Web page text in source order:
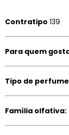
Contratipo 139
Para quem
Tipo de
Família olfativa: